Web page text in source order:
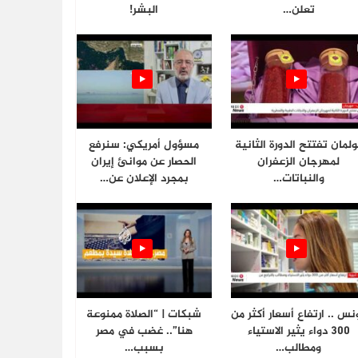
تعلن…
البشر!
تفتتح الدورة الثانية
لمهرجان الزعفران
والنباتات…
مسؤول أمريكي: سنرفع
الحصار عن موانئ إيران
بمجرد الإعلان عن…
.. ارتفاع أسعار أكثر من
300 دواء يثير الاستياء
ومطالب…
شبكات | “الصلاة ممنوعة
هنا”.. غضب في مصر
بسبب…